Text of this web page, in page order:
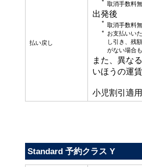
払い戻し
取消手数料
出発後
取消手数料
お支払いい
し引き、残
がない場合
また、異な
いほうの運
小児割引適
Standard 予約クラス Y